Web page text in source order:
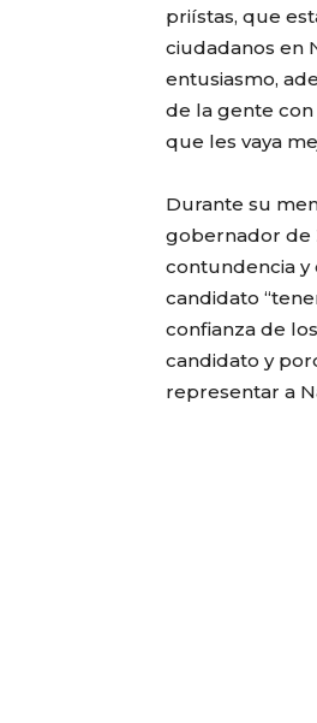
priístas, que
ciudadanos en
entusiasmo,
de la gente
que les vaya
Durante su
gobernador de
contundencia y
candidato
confianza de
candidato y
representar a